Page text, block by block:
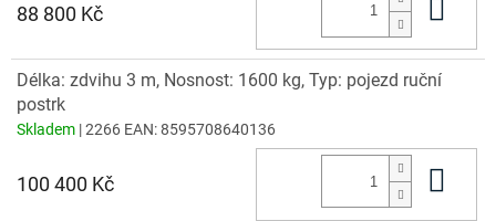
88 800 Kč
Délka: zdvihu 3 m, Nosnost: 1600 kg, Typ: pojezd ruční
postrk
Skladem | 2266 EAN:8595708640136
100 400 Kč